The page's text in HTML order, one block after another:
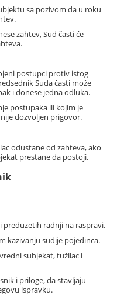
sa pozivom da u roku
zahtev, Sud časti će
postupci protiv istog
Suda časti može
i donese jedna odluka.
postupaka ili kojim je
dozvoljen prigovor.
odustane od zahteva, ako
prestane da postoji.
preduzetih radnji na raspravi.
kazivanju sudije pojedinca.
subjekat, tužilac i
i priloge, da stavljaju
ispravku.